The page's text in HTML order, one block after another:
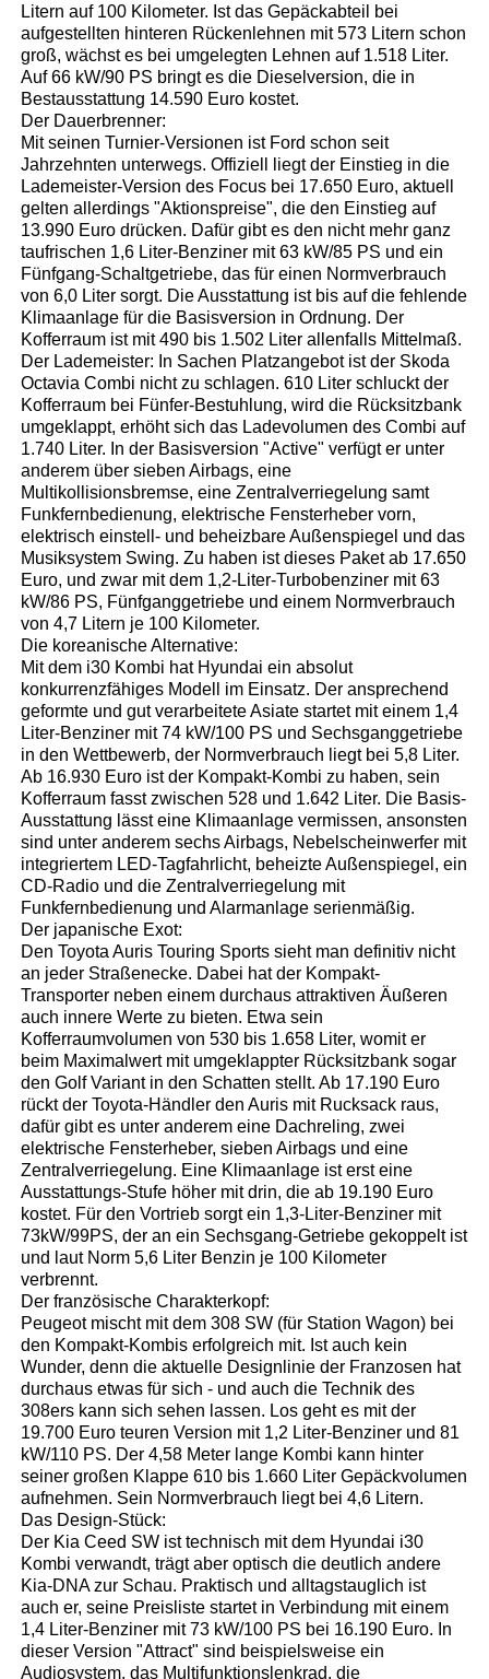
Litern auf 100 Kilometer. Ist das Gepäckabteil bei
aufgestellten hinteren Rückenlehnen mit 573 Litern schon
groß, wächst es bei umgelegten Lehnen auf 1.518 Liter.
Auf 66 kW/90 PS bringt es die Dieselversion, die in
Bestausstattung 14.590 Euro kostet.
Der Dauerbrenner:
Mit seinen Turnier-Versionen ist Ford schon seit
Jahrzehnten unterwegs. Offiziell liegt der Einstieg in die
Lademeister-Version des Focus bei 17.650 Euro, aktuell
gelten allerdings "Aktionspreise", die den Einstieg auf
13.990 Euro drücken. Dafür gibt es den nicht mehr ganz
taufrischen 1,6 Liter-Benziner mit 63 kW/85 PS und ein
Fünfgang-Schaltgetriebe, das für einen Normverbrauch
von 6,0 Liter sorgt. Die Ausstattung ist bis auf die fehlende
Klimaanlage für die Basisversion in Ordnung. Der
Kofferraum ist mit 490 bis 1.502 Liter allenfalls Mittelmaß.
Der Lademeister: In Sachen Platzangebot ist der Skoda
Octavia Combi nicht zu schlagen. 610 Liter schluckt der
Kofferraum bei Fünfer-Bestuhlung, wird die Rücksitzbank
umgeklappt, erhöht sich das Ladevolumen des Combi auf
1.740 Liter. In der Basisversion "Active" verfügt er unter
anderem über sieben Airbags, eine
Multikollisionsbremse, eine Zentralverriegelung samt
Funkfernbedienung, elektrische Fensterheber vorn,
elektrisch einstell- und beheizbare Außenspiegel und das
Musiksystem Swing. Zu haben ist dieses Paket ab 17.650
Euro, und zwar mit dem 1,2-Liter-Turbobenziner mit 63
kW/86 PS, Fünfganggetriebe und einem Normverbrauch
von 4,7 Litern je 100 Kilometer.
Die koreanische Alternative:
Mit dem i30 Kombi hat Hyundai ein absolut
konkurrenzfähiges Modell im Einsatz. Der ansprechend
geformte und gut verarbeitete Asiate startet mit einem 1,4
Liter-Benziner mit 74 kW/100 PS und Sechsganggetriebe
in den Wettbewerb, der Normverbrauch liegt bei 5,8 Liter.
Ab 16.930 Euro ist der Kompakt-Kombi zu haben, sein
Kofferraum fasst zwischen 528 und 1.642 Liter. Die Basis-
Ausstattung lässt eine Klimaanlage vermissen, ansonsten
sind unter anderem sechs Airbags, Nebelscheinwerfer mit
integriertem LED-Tagfahrlicht, beheizte Außenspiegel, ein
CD-Radio und die Zentralverriegelung mit
Funkfernbedienung und Alarmanlage serienmäßig.
Der japanische Exot:
Den Toyota Auris Touring Sports sieht man definitiv nicht
an jeder Straßenecke. Dabei hat der Kompakt-
Transporter neben einem durchaus attraktiven Äußeren
auch innere Werte zu bieten. Etwa sein
Kofferraumvolumen von 530 bis 1.658 Liter, womit er
beim Maximalwert mit umgeklappter Rücksitzbank sogar
den Golf Variant in den Schatten stellt. Ab 17.190 Euro
rückt der Toyota-Händler den Auris mit Rucksack raus,
dafür gibt es unter anderem eine Dachreling, zwei
elektrische Fensterheber, sieben Airbags und eine
Zentralverriegelung. Eine Klimaanlage ist erst eine
Ausstattungs-Stufe höher mit drin, die ab 19.190 Euro
kostet. Für den Vortrieb sorgt ein 1,3-Liter-Benziner mit
73kW/99PS, der an ein Sechsgang-Getriebe gekoppelt ist
und laut Norm 5,6 Liter Benzin je 100 Kilometer
verbrennt.
Der französische Charakterkopf:
Peugeot mischt mit dem 308 SW (für Station Wagon) bei
den Kompakt-Kombis erfolgreich mit. Ist auch kein
Wunder, denn die aktuelle Designlinie der Franzosen hat
durchaus etwas für sich - und auch die Technik des
308ers kann sich sehen lassen. Los geht es mit der
19.700 Euro teuren Version mit 1,2 Liter-Benziner und 81
kW/110 PS. Der 4,58 Meter lange Kombi kann hinter
seiner großen Klappe 610 bis 1.660 Liter Gepäckvolumen
aufnehmen. Sein Normverbrauch liegt bei 4,6 Litern.
Das Design-Stück:
Der Kia Ceed SW ist technisch mit dem Hyundai i30
Kombi verwandt, trägt aber optisch die deutlich andere
Kia-DNA zur Schau. Praktisch und alltagstauglich ist
auch er, seine Preisliste startet in Verbindung mit einem
1,4 Liter-Benziner mit 73 kW/100 PS bei 16.190 Euro. In
dieser Version "Attract" sind beispielsweise ein
Audiosystem, das Multifunktionslenkrad, die